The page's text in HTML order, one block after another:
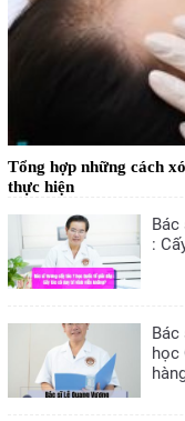
Tổng hợp những cách
thực hiện
:
Bác
học